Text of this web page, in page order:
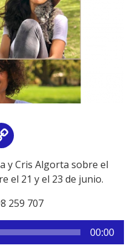
Link
y Cris Algorta sobre el
el 21 y el 23 de junio.
259 707
00:00